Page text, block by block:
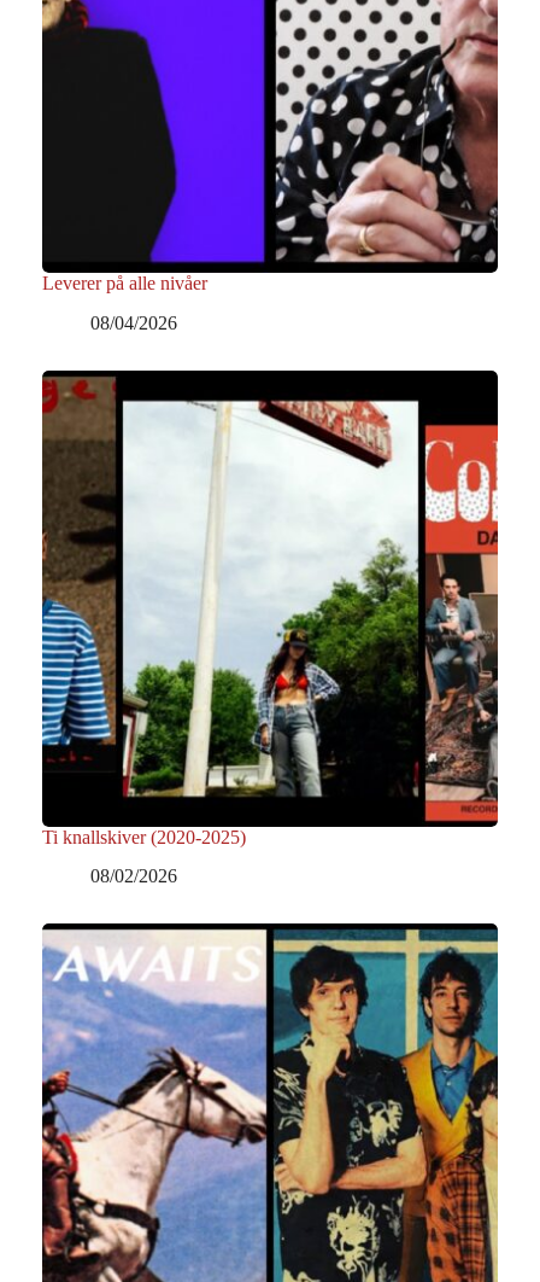
Leverer på alle nivåer
08/04/2026
Ti knallskiver (2020-2025)
08/02/2026